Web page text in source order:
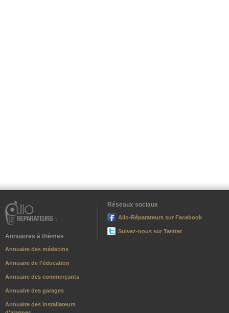
Annuaires à thèmes
Annuaire des médecins
Annuaire de l'éducation
Annuaire des commerçants
Annuaire des garages
Annuaire des installateurs
Réseaux sociaux
Allo-Réparateurs sur Facebook
Suivez-nous sur Twitter